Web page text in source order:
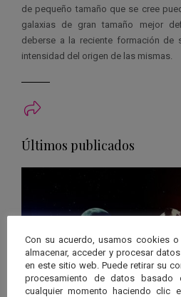
de pequeño tamaño que se cree
galaxias de gran tamaño mejor
deberse a la reciente formación de
intensidad del origen de las mismas.
Últimos publicados
Con su acuerdo, usamos cookies
almacenar, acceder y procesar
en este sitio web. Puede retirar su
procesamiento de datos basado
cualquier momento haciendo clic